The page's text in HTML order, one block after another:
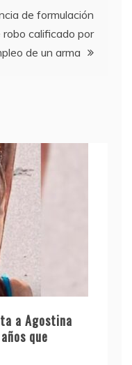
de formulación
calificado por
de un arma
a Agostina
que